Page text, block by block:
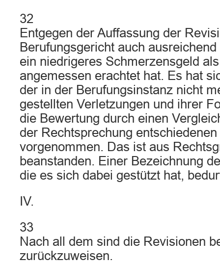
32
Entgegen der Auffassung der
Berufungsgericht auch
ein niedrigeres Schmerzensgeld
angemessen erachtet hat. Es hat
der in der Berufungsinstanz nicht
gestellten Verletzungen und ihrer
die Bewertung durch einen
der Rechtsprechung
vorgenommen. Das ist aus
beanstanden. Einer Bezeichnung
die es sich dabei gestützt hat,
IV.
33
Nach all dem sind die Revisionen
zurückzuweisen.